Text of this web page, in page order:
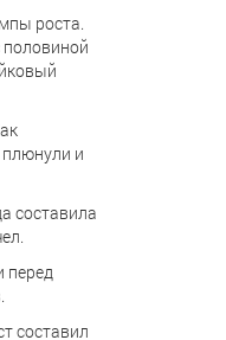
роста.
половиной
плюнули и
составила
перед
составил